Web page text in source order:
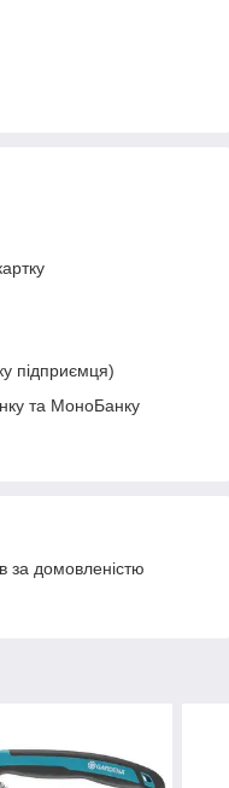
підприємця)
та МоноБанку
за домовленістю